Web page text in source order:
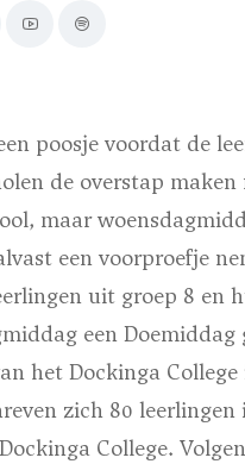
poosje voordat de
de overstap maken
maar
een voorproefje
uit groep 8 en
een Doemiddag
het Dockinga College
zich 80 leerlingen
College.